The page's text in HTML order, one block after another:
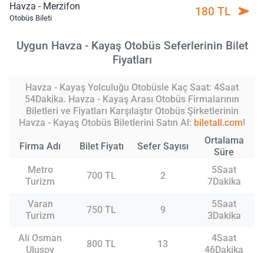
Havza - Merzifon
Otobüs Bileti 180 TL
Uygun Havza - Kayaş Otobüs Seferlerinin Bilet
Fiyatları
Havza - Kayaş Yolculuğu Otobüsle Kaç Saat: 4Saat
54Dakika. Havza - Kayaş Arası Otobüs Firmalarının
Biletleri ve Fiyatları Karşılaştır Otobüs Şirketlerinin
Havza - Kayaş Otobüs Biletlerini Satın Al: biletall.com!
Firma Adı Bilet Fiyatı Sefer Sayısı
Ortalama
Süre
Metro
Turizm
700 TL 2
5Saat
7Dakika
Varan
Turizm
750 TL 9
5Saat
3Dakika
Ali Osman
Ulusoy
800 TL 13
4Saat
46Dakika